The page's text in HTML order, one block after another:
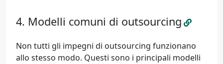
Modelli comuni di outsourcing
Non tutti gli impegni di outsourcing funzionano
allo stesso modo. Questi sono i principali modelli